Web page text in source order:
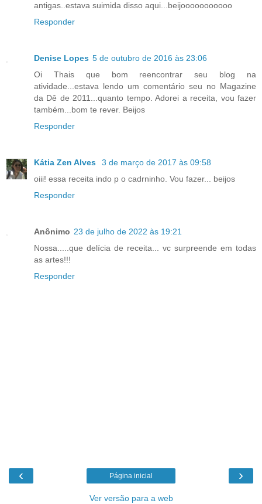
antigas..estava suimida disso aqui...beijooooooooooo
Responder
Denise Lopes 5 de outubro de 2016 às 23:06
Oi Thais que bom reencontrar seu blog na
atividade...estava lendo um comentário seu no Magazine
da Dê de 2011...quanto tempo. Adorei a receita, vou fazer
também...bom te rever. Beijos
Responder
Kátia Zen Alves
3 de março de 2017 às 09:58
oiii! essa receita indo p o cadrninho. Vou fazer... beijos
Responder
Anônimo 23 de julho de 2022 às 19:21
Nossa.....que delícia de receita... vc surpreende em todas
as artes!!!
Responder
‹ ›
Página inicial
Ver versão para a web